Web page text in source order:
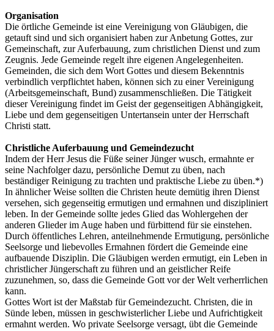
Organisation
Die örtliche Gemeinde ist eine Vereinigung von Gläubigen, die
getauft sind und sich organisiert haben zur Anbetung Gottes, zur
Gemeinschaft, zur Auferbauung, zum christlichen Dienst und zum
Zeugnis. Jede Gemeinde regelt ihre eigenen Angelegenheiten.
Gemeinden, die sich dem Wort Gottes und diesem Bekenntnis
verbindlich verpflichtet haben, können sich zu einer Vereinigung
(Arbeitsgemeinschaft, Bund) zusammenschließen. Die Tätigkeit
dieser Vereinigung findet im Geist der gegenseitigen Abhängigkeit,
Liebe und dem gegenseitigen Untertansein unter der Herrschaft
Christi statt.
Christliche Auferbauung und Gemeindezucht
Indem der Herr Jesus die Füße seiner Jünger wusch, ermahnte er
seine Nachfolger dazu, persönliche Demut zu üben, nach
beständiger Reinigung zu trachten und praktische Liebe zu üben.*)
In ähnlicher Weise sollten die Christen heute demütig ihren Dienst
versehen, sich gegenseitig ermutigen und ermahnen und diszipliniert
leben. In der Gemeinde sollte jedes Glied das Wohlergehen der
anderen Glieder im Auge haben und fürbittend für sie einstehen.
Durch öffentliches Lehren, anteilnehmende Ermutigung, persönliche
Seelsorge und liebevolles Ermahnen fördert die Gemeinde eine
aufbauende Disziplin. Die Gläubigen werden ermutigt, ein Leben in
christlicher Jüngerschaft zu führen und an geistlicher Reife
zuzunehmen, so, dass die Gemeinde Gott vor der Welt verherrlichen
kann.
Gottes Wort ist der Maßstab für Gemeindezucht. Christen, die in
Sünde leben, müssen in geschwisterlicher Liebe und Aufrichtigkeit
ermahnt werden. Wo private Seelsorge versagt, übt die Gemeinde